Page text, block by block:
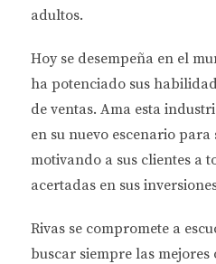
adultos.
Hoy se desempeña en el
ha potenciado sus
de ventas. Ama esta
en su nuevo escenario
motivando a sus clientes a
acertadas en sus
Rivas se compromete a
buscar siempre las mejores